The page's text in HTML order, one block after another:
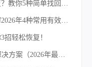
轻松恢复！